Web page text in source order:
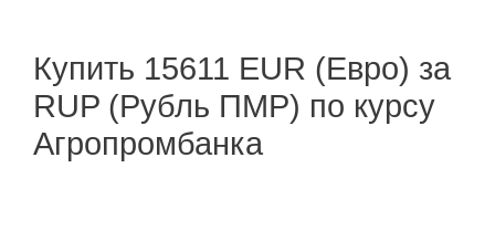
Купить 15611 EUR (Евро) за
RUP (Рубль ПМР) по курсу
Агропромбанка